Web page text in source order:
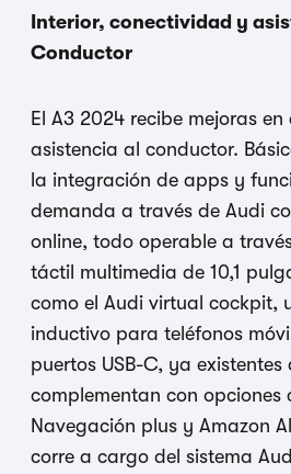
Interior, conectividad y
Conductor
El A3 2024 recibe mejoras
asistencia al conductor.
la integración de apps y
demanda a través de Audi
online, todo operable a
táctil multimedia de 10,1
como el Audi virtual cockpit,
inductivo para teléfonos
puertos USB-C, ya existentes
complementan con opciones
Navegación plus y Amazon
corre a cargo del sistema